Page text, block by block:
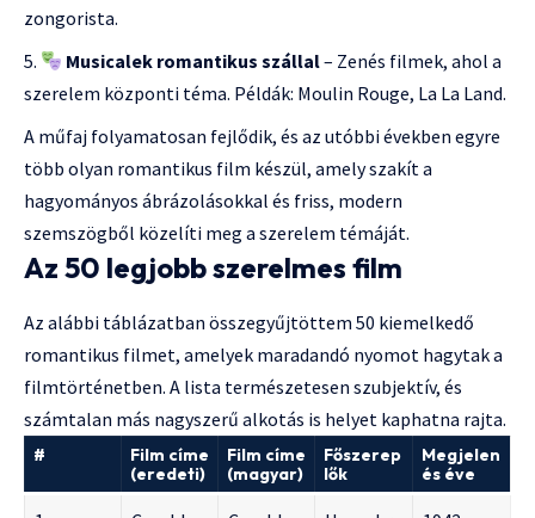
zongorista.
Musicalek romantikus szállal– Zenés filmek, ahol a
szerelem központi téma. Példák: Moulin Rouge, La La Land.
A műfaj folyamatosan fejlődik, és az utóbbi években egyre
több olyan romantikus film készül, amely szakít a
hagyományos ábrázolásokkal és friss, modern
szemszögből közelíti meg a szerelem témáját.
Az 50 legjobb szerelmes film
Az alábbi táblázatban összegyűjtöttem 50 kiemelkedő
romantikus filmet, amelyek maradandó nyomot hagytak a
filmtörténetben. A lista természetesen szubjektív, és
számtalan más nagyszerű alkotás is helyet kaphatna rajta.
#
Film címe
(eredeti)
Film címe
(magyar)
Főszerep
lők
Megjelen
és éve